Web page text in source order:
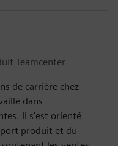
Teamcenter
de carrière chez
dans
Il s'est orienté
produit et du